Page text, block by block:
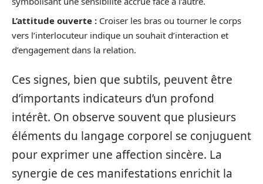
L’attitude ouverte : Croiser les bras ou tourner le corps
vers l’interlocuteur indique un souhait d’interaction et
d’engagement dans la relation.
Ces signes, bien que subtils, peuvent être
d’importants indicateurs d’un profond
intérêt. On observe souvent que plusieurs
éléments du langage corporel se conjuguent
pour exprimer une affection sincère. La
synergie de ces manifestations enrichit la